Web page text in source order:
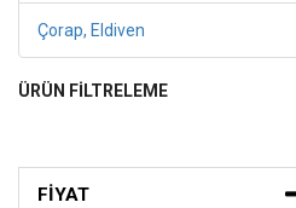
Çorap, Eldiven
ÜRÜN FİLTRELEME
FİYAT